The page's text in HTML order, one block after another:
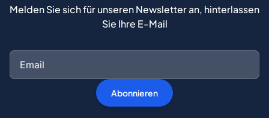
Melden Sie sich für unseren Newsletter an, hinterlassen
Sie Ihre E-Mail
Abonnieren